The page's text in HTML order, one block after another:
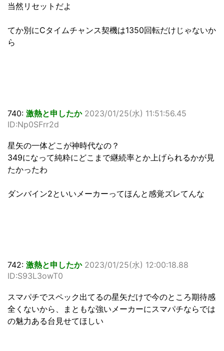
当然リセットだよ
てか別にCタイムチャンス契機は1350回転だけじゃないか
ら
740: 激熱と申したか 2023/01/25(水) 11:51:56.45
ID:Np0SFrr2d
星矢の一体どこが神時代なの？
349になって純粋にどこまで継続率とか上げられるかが見
たかったわ
ダンバイン2といいメーカーってほんと感覚ズレてんな
742: 激熱と申したか 2023/01/25(水) 12:00:18.88
ID:S93L3owT0
スマパチでスペック出てるの星矢だけで今のところ期待感
全くないから、まともな強いメーカーにスマパチならでは
の魅力ある台見せてほしい